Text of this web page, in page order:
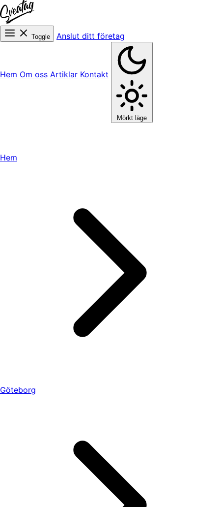
Toggle Anslut ditt företag
Hem Om oss Artiklar Kontakt
Mörkt läge
Hem
Göteborg